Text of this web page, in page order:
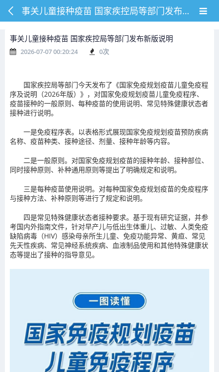
事关儿童接种疫苗 国家疾控局等部门发布新版说明
事关儿童接种疫苗 国家疾控局等部门发布新版说明
2026-07-07 00:20:24 0次
国家疾控局等部门今天发布了《国家免疫规划疫苗儿童免疫程
序及说明（2026年版）》，对国家免疫规划疫苗儿童免疫程序、
疫苗接种的一般原则、每种疫苗的使用说明、常见特殊健康状态者
接种进行说明。
一是免疫程序表。以表格形式展现国家免疫规划疫苗预防疾病
名称、疫苗种类、接种途径、剂量、接种年龄等内容。
二是一般原则。对国家免疫规划疫苗的接种年龄、接种部位、
同时接种原则、补种通用原则等提出了明确规定和说明。
三是每种疫苗使用说明。对每种国家免疫规划疫苗的免疫程序
与接种方法、补种原则等进行了规定和说明。
四是常见特殊健康状态者接种要求。基于现有研究证据，并参
考国内外指南文件，针对早产儿与低出生体重儿、过敏、人类免疫
缺陷病毒（HIV）感染母亲所生儿童、免疫功能异常、黄疸、常见
先天性疾病、常见神经系统疾病、血液制品使用和其他特殊健康状
态等提出了接种的指导意见。